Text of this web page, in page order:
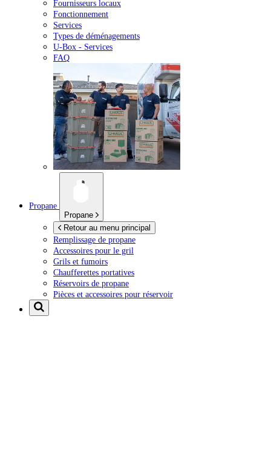
Fournisseurs locaux
Fonctionnement
Services
Types de déménagements
U-Box - Services
FAQ
Propane
Propane
Retour au menu principal
Remplissage de propane
Accessoires pour le gril
Grils et fumoirs
Chaufferettes portatives
Réservoirs de propane
Pièces et accessoires pour réservoir